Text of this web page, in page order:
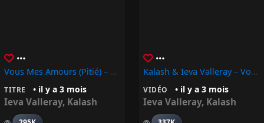
Vous Mes Amours (Pitié) – Kalash, Ieva Valleray
TITRE • il y a 3 mois
Ieva Valleray, Kalash
Kalash & Ieva Valleray – Vous Mes Amours (Pitié)
VIDÉO • il y a 3 mois
Ieva Valleray, Kalash